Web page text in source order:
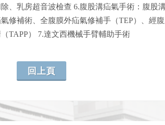
、乳房超音波檢查 6.腹股溝疝氣手術：腹股
修補術、全腹膜外疝氣修補手（TEP）、經
TAPP） 7.達文西機械手臂輔助手術
回上頁